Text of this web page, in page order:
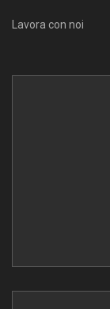
Lavora con noi